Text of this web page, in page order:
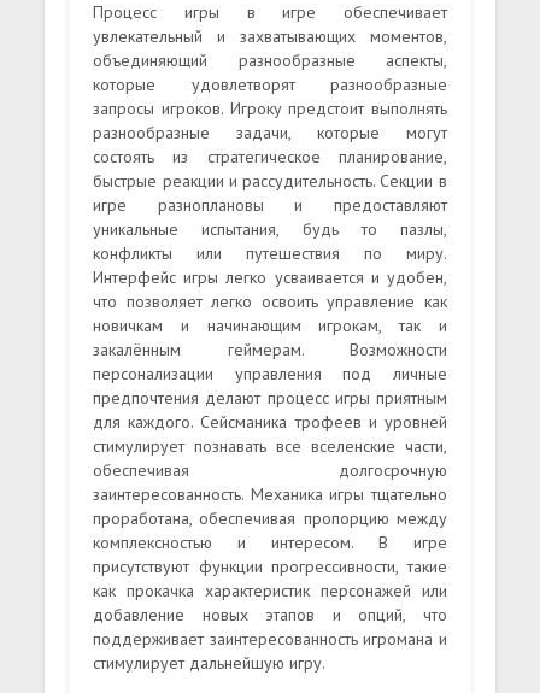
Процесс игры в игре обеспечивает
увлекательный и захватывающих моментов,
объединяющий разнообразные аспекты,
которые удовлетворят разнообразные
запросы игроков. Игроку предстоит выполнять
разнообразные задачи, которые могут
состоять из стратегическое планирование,
быстрые реакции и рассудительность. Секции в
игре разноплановы и предоставляют
уникальные испытания, будь то пазлы,
конфликты или путешествия по миру.
Интерфейс игры легко усваивается и удобен,
что позволяет легко освоить управление как
новичкам и начинающим игрокам, так и
закалённым геймерам. Возможности
персонализации управления под личные
предпочтения делают процесс игры приятным
для каждого. Сейсманика трофеев и уровней
стимулирует познавать все вселенские части,
обеспечивая долгосрочную
заинтересованность. Механика игры тщательно
проработана, обеспечивая пропорцию между
комплексностью и интересом. В игре
присутствуют функции прогрессивности, такие
как прокачка характеристик персонажей или
добавление новых этапов и опций, что
поддерживает заинтересованность игромана и
стимулирует дальнейшую игру.